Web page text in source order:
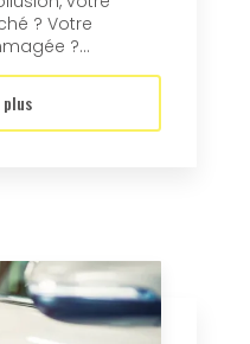
? Votre
?...
plus